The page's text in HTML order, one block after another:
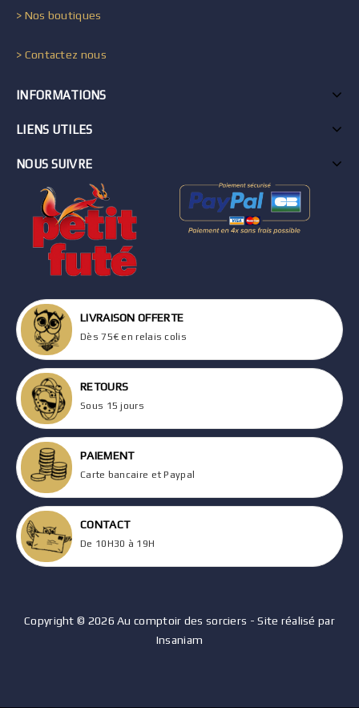
> Nos boutiques
> Contactez nous
INFORMATIONS
LIENS UTILES
NOUS SUIVRE
LIVRAISON OFFERTE
Dès 75€ en relais colis
RETOURS
Sous 15 jours
PAIEMENT
Carte bancaire et Paypal
CONTACT
De 10H30 à 19H
Copyright © 2026 Au comptoir des sorciers - Site réalisé par
Insaniam